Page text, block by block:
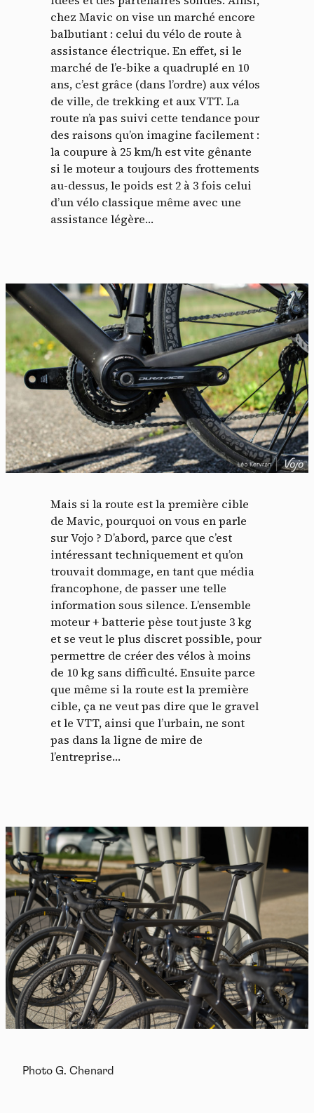
chez Mavic on vise un marché encore
balbutiant : celui du vélo de route à
assistance électrique. En effet, si le
marché de l’e-bike a quadruplé en 10
ans, c’est grâce (dans l’ordre) aux vélos
de ville, de trekking et aux VTT. La
route n’a pas suivi cette tendance pour
des raisons qu’on imagine facilement :
la coupure à 25 km/h est vite gênante
si le moteur a toujours des frottements
au-dessus, le poids est 2 à 3 fois celui
d’un vélo classique même avec une
assistance légère…
Mais si la route est la première cible
de Mavic, pourquoi on vous en parle
sur Vojo ? D’abord, parce que c’est
intéressant techniquement et qu’on
trouvait dommage, en tant que média
francophone, de passer une telle
information sous silence. L’ensemble
moteur + batterie pèse tout juste 3 kg
et se veut le plus discret possible, pour
permettre de créer des vélos à moins
de 10 kg sans difficulté. Ensuite parce
que même si la route est la première
cible, ça ne veut pas dire que le gravel
et le VTT, ainsi que l’urbain, ne sont
pas dans la ligne de mire de
l’entreprise…
Photo G. Chenard